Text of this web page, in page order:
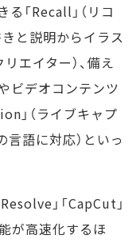
「Recall」（リコ
きと説明からイラス
エイター）、備え
ビデオコンテンツ
」（ライブキャプ
語に対応）といっ
」「CapCut」
が高速化するほ